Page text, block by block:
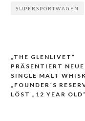
SUPERSPORTWAGEN
„THE GLENLIVET“
PRÄSENTIERT
SINGLE MALT
„FOUNDER´S
LÖST „12 YEAR